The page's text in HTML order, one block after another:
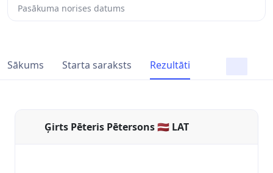
Pasākuma norises datums
Sākums Starta saraksts Rezultāti
Ģirts Pēteris Pētersons 🇱🇻 LAT